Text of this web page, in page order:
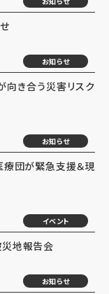
お知らせ
向き合う災害リスク
お知らせ
療団が緊急支援＆現
イベント
地報告会
お知らせ